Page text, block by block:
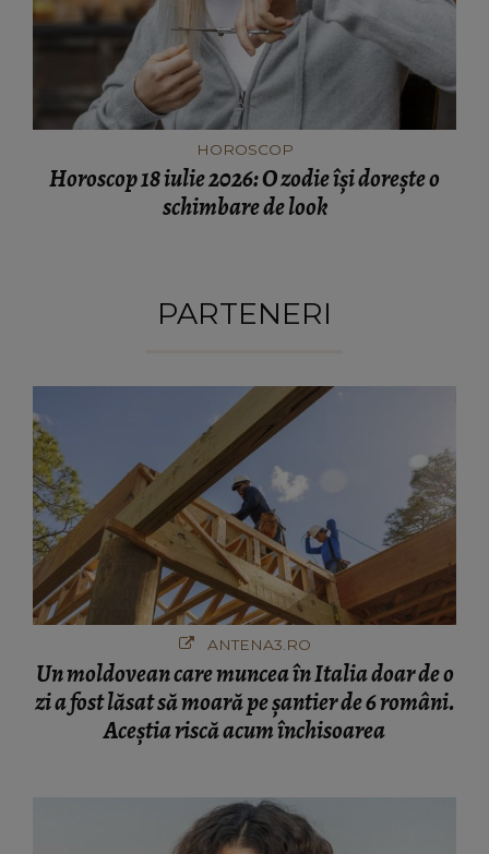
HOROSCOP
Horoscop 18 iulie 2026: O zodie își dorește o
schimbare de look
PARTENERI
ANTENA3.RO
Un moldovean care muncea în Italia doar de o
zi a fost lăsat să moară pe şantier de 6 români.
Aceștia riscă acum închisoarea